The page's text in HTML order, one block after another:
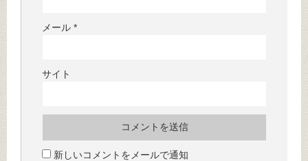
メール *
サイト
新しいコメントをメールで通知